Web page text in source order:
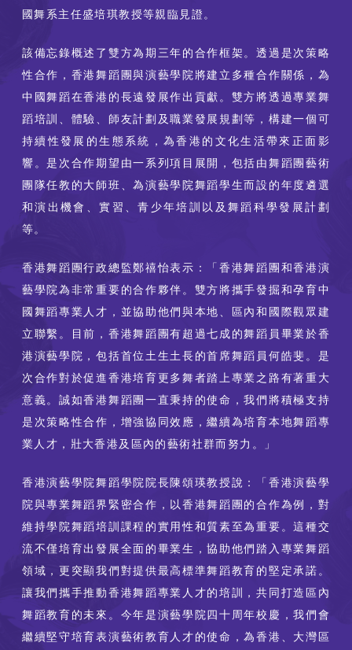
國舞系主任盛培琪教授等親臨見證。
該備忘錄概述了雙方為期三年的合作框架。透過是次策略
性合作，香港舞蹈團與演藝學院將建立多種合作關係，為
中國舞蹈在香港的長遠發展作出貢獻。雙方將透過專業舞
蹈培訓、體驗、師友計劃及職業發展規劃等，構建一個可
持續性發展的生態系統，為香港的文化生活帶來正面影
響。是次合作期望由一系列項目展開，包括由舞蹈團藝術
團隊任教的大師班、為演藝學院舞蹈學生而設的年度遴選
和演出機會、實習、青少年培訓以及舞蹈科學發展計劃
等。
香港舞蹈團行政總監鄭禧怡表示：「香港舞蹈團和香港演
藝學院為非常重要的合作夥伴。雙方將攜手發掘和孕育中
國舞蹈專業人才，並協助他們與本地、區內和國際觀眾建
立聯繫。目前，香港舞蹈團有超過七成的舞蹈員畢業於香
港演藝學院，包括首位土生土長的首席舞蹈員何皓斐。是
次合作對於促進香港培育更多舞者踏上專業之路有著重大
意義。誠如香港舞蹈團一直秉持的使命，我們將積極支持
是次策略性合作，增強協同效應，繼續為培育本地舞蹈專
業人才，壯大香港及區內的藝術社群而努力。」
香港演藝學院舞蹈學院院長陳頌瑛教授說：「香港演藝學
院與專業舞蹈界緊密合作，以香港舞蹈團的合作為例，對
維持學院舞蹈培訓課程的實用性和質素至為重要。這種交
流不僅培育出發展全面的畢業生，協助他們踏入專業舞蹈
領域，更突顯我們對提供最高標準舞蹈教育的堅定承諾。
讓我們攜手推動香港舞蹈專業人才的培訓，共同打造區內
舞蹈教育的未來。今年是演藝學院四十周年校慶，我們會
繼續堅守培育表演藝術教育人才的使命，為香港、大灣區